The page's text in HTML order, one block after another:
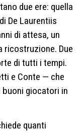
due ere: quella
De Laurentiis
di attesa, un
ricostruzione. Due
di tutti i tempi.
e Conte — che
giocatori in
quanti